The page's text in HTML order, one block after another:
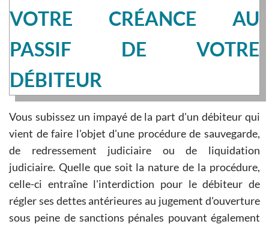
VOTRE CRÉANCE AU
PASSIF DE VOTRE
DÉBITEUR
Vous subissez un impayé de la part d'un débiteur qui
vient de faire l'objet d'une procédure de sauvegarde,
de redressement judiciaire ou de liquidation
judiciaire. Quelle que soit la nature de la procédure,
celle-ci entraîne l'interdiction pour le débiteur de
régler ses dettes antérieures au jugement d'ouverture
sous peine de sanctions pénales pouvant également